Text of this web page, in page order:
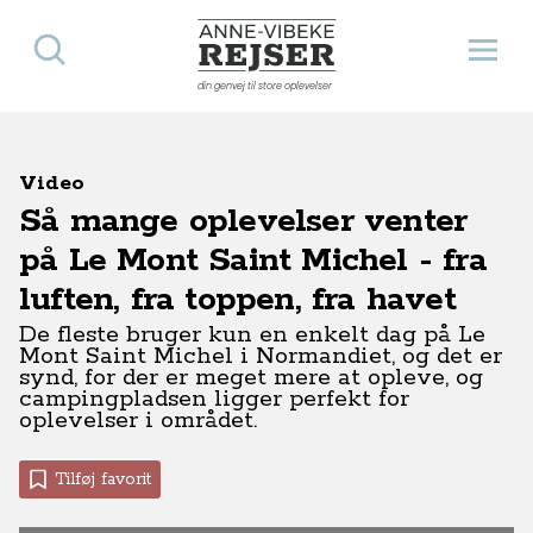
Anne-Vibeke Rejser
din genvej til store oplevelser
Åbn
Søg
Video
Så mange oplevelser venter
på Le Mont Saint Michel - fra
luften, fra toppen, fra havet
De fleste bruger kun en enkelt dag på Le
Mont Saint Michel i Normandiet, og det er
synd, for der er meget mere at opleve, og
campingpladsen ligger perfekt for
oplevelser i området.
Tilføj favorit